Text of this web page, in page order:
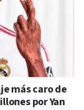
más caro de
por Yan